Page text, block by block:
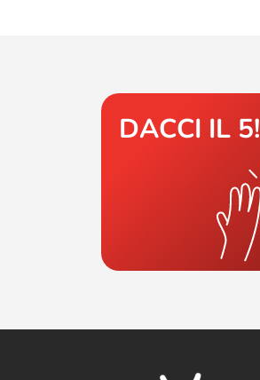
DACCI IL 5!